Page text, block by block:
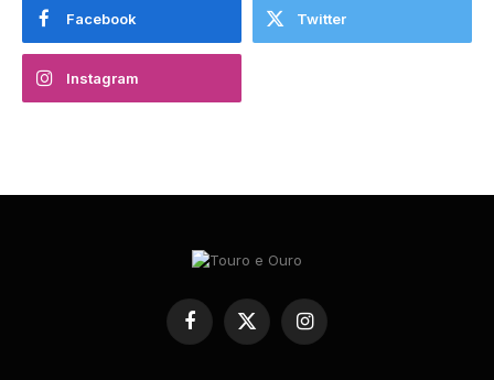
Facebook Twitter
Instagram
Facebook
X
(Twitter)
Instagram